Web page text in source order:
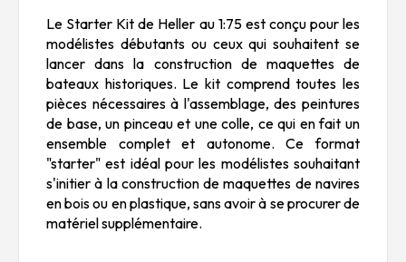
Le Starter Kit de Heller au 1:75 est conçu pour les
modélistes débutants ou ceux qui souhaitent se
lancer dans la construction de maquettes de
bateaux historiques. Le kit comprend toutes les
pièces nécessaires à l'assemblage, des peintures
de base, un pinceau et une colle, ce qui en fait un
ensemble complet et autonome. Ce format
"starter" est idéal pour les modélistes souhaitant
s'initier à la construction de maquettes de navires
en bois ou en plastique, sans avoir à se procurer de
matériel supplémentaire.